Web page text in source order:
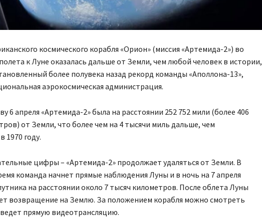
космического корабля «Орион» (миссия «Артемида-2») во
к Луне оказалась дальше от Земли, чем любой человек в истории,
более полувека назад рекорд команды «Аполлона-13»,
аэрокосмическая администрация.
6 апреля «Артемида-2» была на расстоянии 252 752 мили (более 406
от Земли, что более чем на 4 тысячи миль дальше, чем
1970 году.
цифры – «Артемида-2» продолжает удаляться от Земли. В
команда начнет прямые наблюдения Луны и в ночь на 7 апреля
на расстоянии около 7 тысяч километров. После облета Луны
возвращение на Землю. За положением корабля можно смотреть
прямую видеотрансляцию.